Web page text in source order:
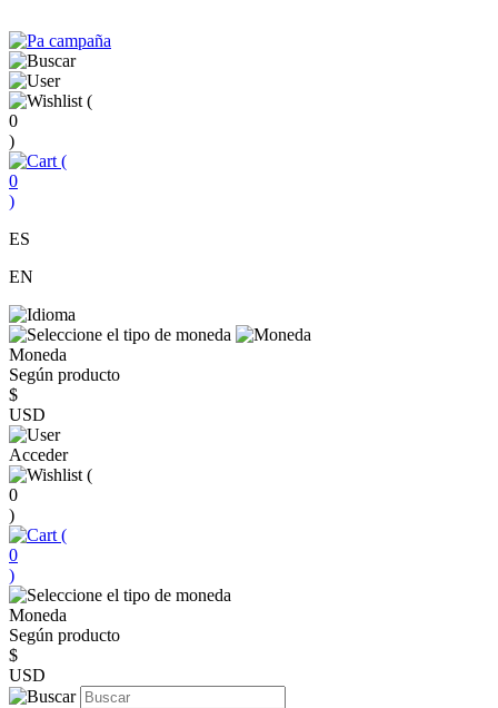
(
0
)
(
0
)
ES
EN
Moneda
Según producto
$
USD
Acceder
(
0
)
(
0
)
Moneda
Según producto
$
USD